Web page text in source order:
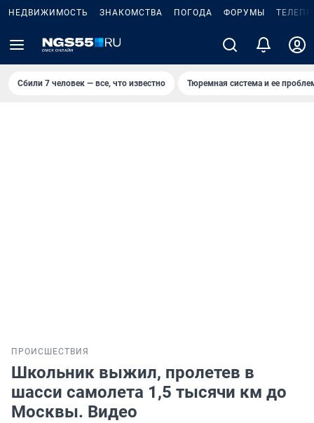
НЕДВИЖИМОСТЬ ЗНАКОМСТВА ПОГОДА ФОРУМЫ
Сбили 7 человек — все, что известно Тюремная система и ее
ПРОИСШЕСТВИЯ
Школьник выжил, пролетев в
шасси самолета 1,5 тысячи км до
Москвы. Видео